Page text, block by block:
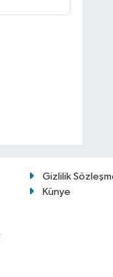
Gizlilik
Künye